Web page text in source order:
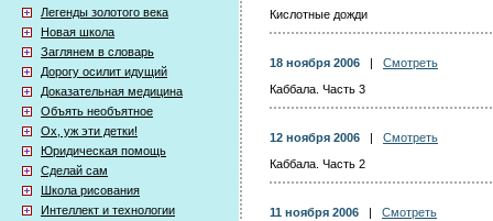
Легенды золотого века
Новая школа
Заглянем в словарь
Дорогу осилит идущий
Доказательная медицина
Объять необъятное
Ох, уж эти детки!
Юридическая помощь
Сделай сам
Школа рисования
Интеллект и технологии
Кислотные дожди
18 ноября 2006
Смотреть
Каббала. Часть 3
12 ноября 2006
Смотреть
Каббала. Часть 2
11 ноября 2006
Смотреть